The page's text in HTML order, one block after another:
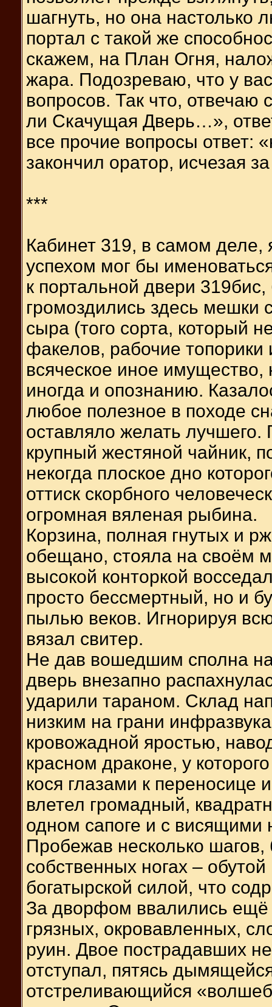
шагнуть, но она настолько
портал с такой же
скажем, на План Огня,
жара. Подозреваю, что у
вопросов. Так что,
ли Скачущая Дверь…»,
все прочие вопросы ответ:
закончил оратор, исчезая
***
Кабинет 319, в самом деле,
успехом мог бы
к портальной двери
громоздились здесь мешки
сыра (того сорта, который
факелов, рабочие
всяческое иное
иногда и опознанию.
любое полезное в походе
оставляло желать лучшего.
крупный жестяной чайник,
некогда плоское дно
оттиск скорбного
огромная вяленая рыбина.
Корзина, полная гнутых и
обещано, стояла на своём
высокой конторкой
просто бессмертный, но и
пылью веков. Игнорируя
вязал свитер.
Не дав вошедшим сполна
дверь внезапно
ударили тараном. Склад
низким на грани
кровожадной яростью,
красном драконе, у
кося глазами к переносице
влетел громадный,
одном сапоге и с
Пробежав несколько шагов,
собственных ногах –
богатырской силой, что
За дворфом ввалились ещё
грязных, окровавленных,
руин. Двое пострадавших
отступал, пятясь
отстреливающийся